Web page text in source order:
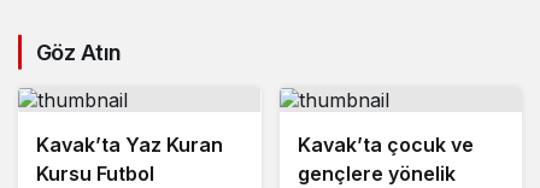
Göz Atın
Kavak’ta Yaz Kuran
Kursu Futbol
Kavak’ta çocuk ve
gençlere yönelik